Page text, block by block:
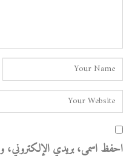
احفظ اسمي، بريدي الإلكتروني،